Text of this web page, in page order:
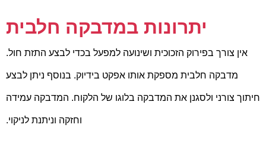
יתרונות במדבקה חלבית
אין צורך בפירוק הזכוכית ושינועה למפעל בכדי לבצע התזת חול.
מדבקה חלבית מספקת אותו אפקט בידיוק. בנוסף ניתן לבצע
חיתוך צורני ולסגנן את המדבקה בלוגו של הלקוח. המדבקה עמידה
וחזקה וניתנת לניקוי.